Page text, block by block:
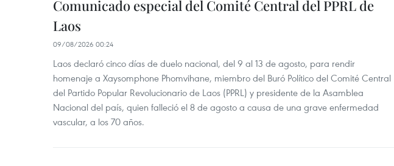
Comunicado especial del Comité Central del PPRL de
Laos
09/08/2026 00:24
Laos declaró cinco días de duelo nacional, del 9 al 13 de agosto, para rendir
homenaje a Xaysomphone Phomvihane, miembro del Buró Político del Comité Central
del Partido Popular Revolucionario de Laos (PPRL) y presidente de la Asamblea
Nacional del país, quien falleció el 8 de agosto a causa de una grave enfermedad
vascular, a los 70 años.